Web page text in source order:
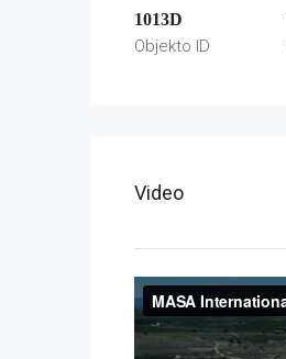
1013D
Objekto ID
Video